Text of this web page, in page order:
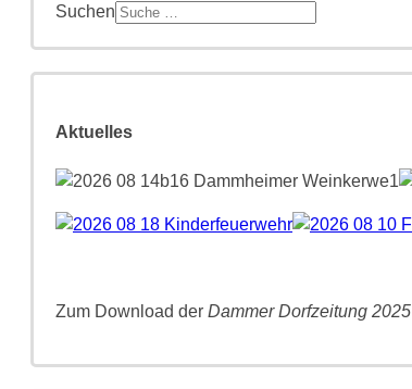
Suchen
Aktuelles
Zum Download der Dammer Dorfzeitung 2025